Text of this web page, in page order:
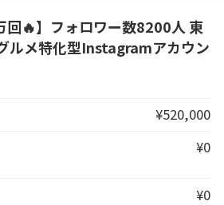
回🔥】フォロワー数8200人 東
ルメ特化型Instagramアカウン
¥520,000
¥0
¥0